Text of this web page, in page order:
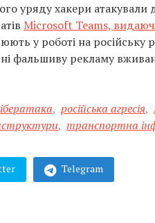
уряду хакери
Microsoft Teams,
у роботі на російську
фальшиву рекламу
, російська агресія,
, транспортна
Telegram